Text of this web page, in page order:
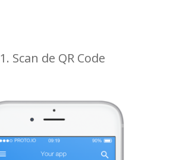
1. Scan de QR Code